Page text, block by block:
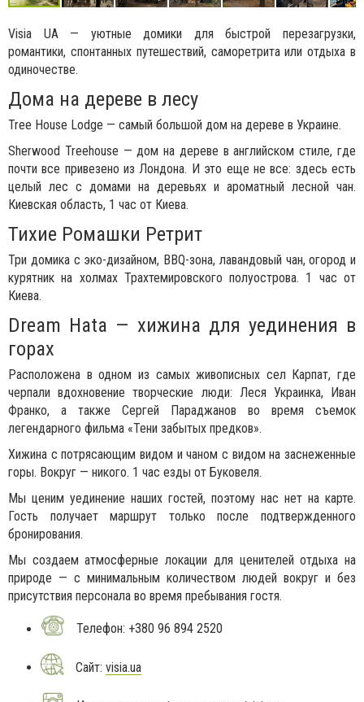
Visia UA — уютные домики для быстрой перезагрузки,
романтики, спонтанных путешествий, саморетрита или отдыха в
одиночестве.
Дома на дереве в лесу
Tree House Lodge — самый большой дом на дереве в Украине.
Sherwood Treehouse — дом на дереве в английском стиле, где
почти все привезено из Лондона. И это еще не все: здесь есть
целый лес с домами на деревьях и ароматный лесной чан.
Киевская область, 1 час от Киева.
Тихие Ромашки Ретрит
Три домика с эко-дизайном, BBQ-зона, лавандовый чан, огород и
курятник на холмах Трахтемировского полуострова. 1 час от
Киева.
Dream Hata — хижина для уединения в
горах
Расположена в одном из самых живописных сел Карпат, где
черпали вдохновение творческие люди: Леся Украинка, Иван
Франко, а также Сергей Параджанов во время съемок
легендарного фильма «Тени забытых предков».
Хижина с потрясающим видом и чаном с видом на заснеженные
горы. Вокруг — никого. 1 час езды от Буковеля.
Мы ценим уединение наших гостей, поэтому нас нет на карте.
Гость получает маршрут только после подтвержденного
бронирования.
Мы создаем атмосферные локации для ценителей отдыха на
природе — с минимальным количеством людей вокруг и без
присутствия персонала во время пребывания гостя.
Телефон: +380 96 894 2520
Сайт: visia.ua